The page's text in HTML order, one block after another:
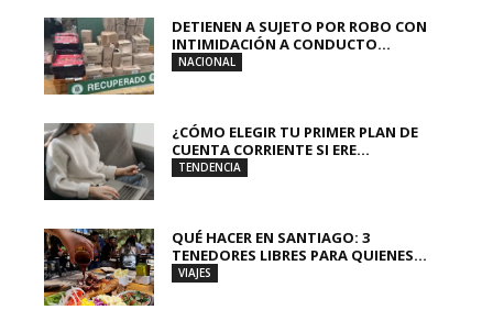
DETIENEN A SUJETO POR ROBO CON
INTIMIDACIÓN A CONDUCTO...
NACIONAL
¿CÓMO ELEGIR TU PRIMER PLAN DE
CUENTA CORRIENTE SI ERE...
TENDENCIA
QUÉ HACER EN SANTIAGO: 3
TENEDORES LIBRES PARA QUIENES...
VIAJES